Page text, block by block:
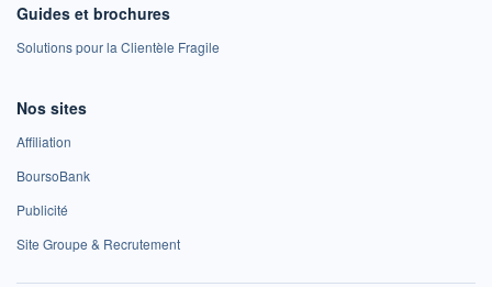
Guides et brochures
Solutions pour la Clientèle Fragile
Nos sites
Affiliation
BoursoBank
Publicité
Site Groupe & Recrutement